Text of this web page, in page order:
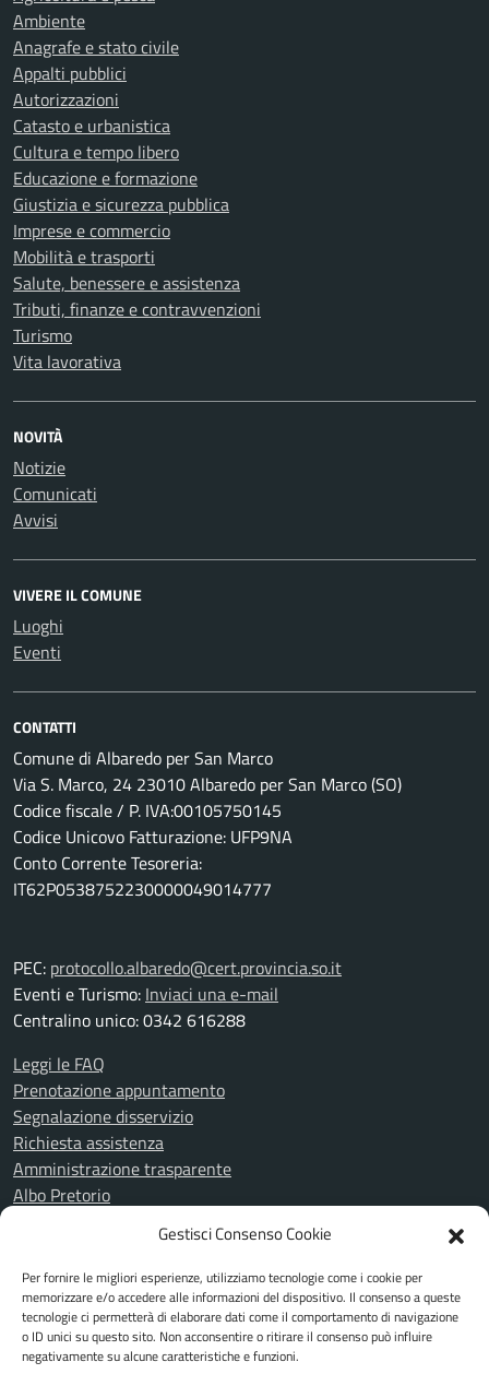
Gestisci Consenso Cookie
Per fornire le migliori esperienze, utilizziamo tecnologie come i cookie per
memorizzare e/o accedere alle informazioni del dispositivo. Il consenso a queste
tecnologie ci permetterà di elaborare dati come il comportamento di navigazione
o ID unici su questo sito. Non acconsentire o ritirare il consenso può influire
negativamente su alcune caratteristiche e funzioni.
Ambiente
Anagrafe e stato civile
Appalti pubblici
Autorizzazioni
Catasto e urbanistica
Cultura e tempo libero
Educazione e formazione
Giustizia e sicurezza pubblica
Imprese e commercio
Mobilità e trasporti
Salute, benessere e assistenza
Tributi, finanze e contravvenzioni
Turismo
Vita lavorativa
NOVITÀ
Notizie
Comunicati
Avvisi
VIVERE IL COMUNE
Luoghi
Eventi
CONTATTI
Comune di Albaredo per San Marco
Via S. Marco, 24 23010 Albaredo per San Marco (SO)
Codice fiscale / P. IVA:00105750145
Codice Unicovo Fatturazione: UFP9NA
Conto Corrente Tesoreria:
IT62P0538752230000049014777
PEC: protocollo.albaredo@cert.provincia.so.it
Eventi e Turismo: Inviaci una e-mail
Centralino unico: 0342 616288
Leggi le FAQ
Prenotazione appuntamento
Segnalazione disservizio
Richiesta assistenza
Amministrazione trasparente
Albo Pretorio
Note legali
Piano di miglioramento del sito
Dichiarazione di accessibilità
Feedback Accessibilità